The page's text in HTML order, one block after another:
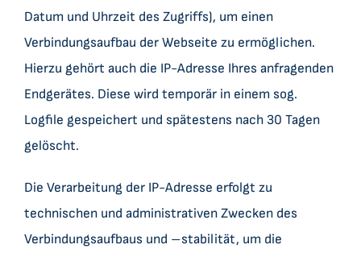
Datum und Uhrzeit des Zugriffs), um einen
Verbindungsaufbau der Webseite zu ermöglichen.
Hierzu gehört auch die IP-Adresse Ihres anfragenden
Endgerätes. Diese wird temporär in einem sog.
Logfile gespeichert und spätestens nach 30 Tagen
gelöscht.
Die Verarbeitung der IP-Adresse erfolgt zu
technischen und administrativen Zwecken des
Verbindungsaufbaus und –stabilität, um die